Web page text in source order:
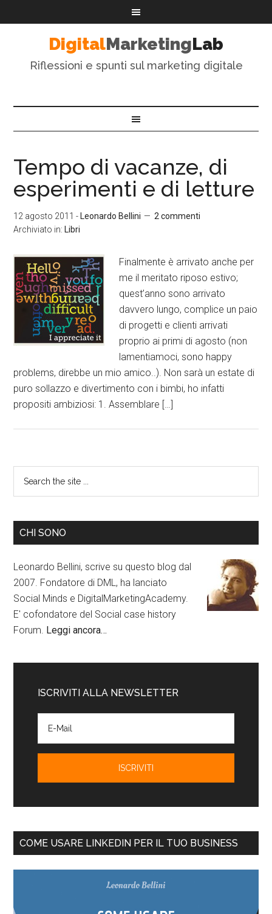
DigitalMarketingLab
Riflessioni e spunti sul marketing digitale
Tempo di vacanze, di
esperimenti e di letture
12 agosto 2011 - Leonardo Bellini
2 commenti
Archiviato in: Libri
Finalmente è arrivato anche per
me il meritato riposo estivo;
quest’anno sono arrivato
davvero lungo, complice un paio
di progetti e clienti arrivati
proprio ai primi di agosto (non
lamentiamoci, sono happy
problems, direbbe un mio amico..). Non sarà un estate di
puro sollazzo e divertimento con i bimbi, ho infatti
propositi ambiziosi: 1. Assemblare […]
CHI SONO
Leonardo Bellini, scrive su questo blog dal
2007. Fondatore di DML, ha lanciato
Social Minds e DigitalMarketingAcademy.
E' cofondatore del Social case history
Forum. Leggi ancora…
ISCRIVITI ALLA NEWSLETTER
COME USARE LINKEDIN PER IL TUO BUSINESS